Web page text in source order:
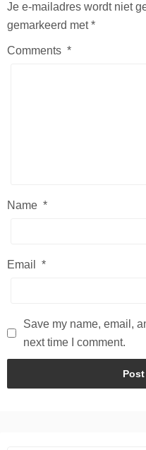
Je e-mailadres wordt niet
gemarkeerd met*
Comments *
Name *
Email *
Save my name, email,
next time I comment.